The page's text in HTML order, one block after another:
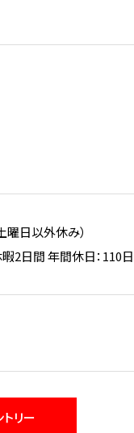
曜日以外休み）
休暇2日間 年間休日
リー